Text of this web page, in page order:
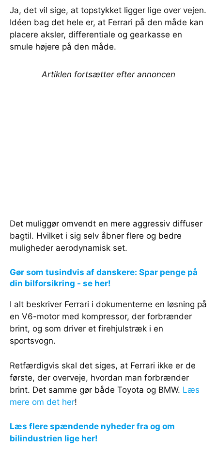
Ja, det vil sige, at topstykket ligger lige over vejen.
Idéen bag det hele er, at Ferrari på den måde kan
placere aksler, differentiale og gearkasse en
smule højere på den måde.
Artiklen fortsætter efter annoncen
Det muliggør omvendt en mere aggressiv diffuser
bagtil. Hvilket i sig selv åbner flere og bedre
muligheder aerodynamisk set.
Gør som tusindvis af danskere: Spar penge på
din bilforsikring - se her!
I alt beskriver Ferrari i dokumenterne en løsning på
en V6-motor med kompressor, der forbrænder
brint, og som driver et firehjulstræk i en
sportsvogn.
Retfærdigvis skal det siges, at Ferrari ikke er de
første, der overveje, hvordan man forbrænder
brint. Det samme gør både Toyota og BMW. Læs
mere om det her!
Læs flere spændende nyheder fra og om
bilindustrien lige her!